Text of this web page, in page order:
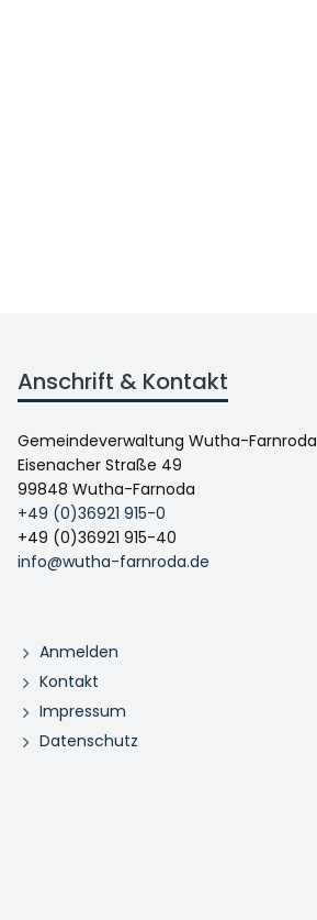
Anschrift & Kontakt
Gemeindeverwaltung Wutha-Farnroda
Eisenacher Straße 49
99848 Wutha-Farnoda
+49 (0)36921 915-0
+49 (0)36921 915-40
info@wutha-farnroda.de
Anmelden
Kontakt
Impressum
Datenschutz